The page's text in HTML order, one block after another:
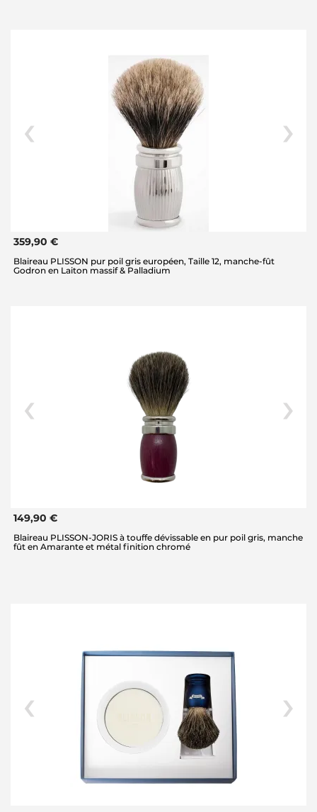
359,90 €
Blaireau PLISSON pur poil gris européen, Taille 12, manche-fût
Godron en Laiton massif & Palladium
149,90 €
Blaireau PLISSON-JORIS à touffe dévissable en pur poil gris, manche
fût en Amarante et métal finition chromé